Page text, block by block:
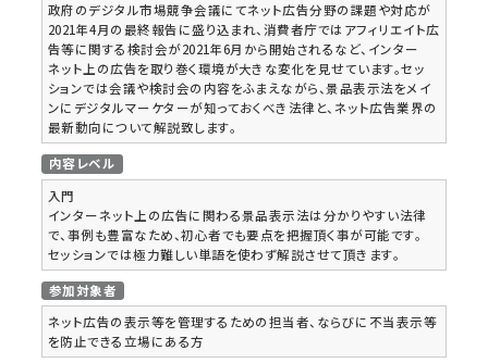
政府のデジタル市場競争会議にてネット広告​分野の課題や対応が
2021年4月の最終報告に盛り込まれ、消費者庁ではアフィリエイト広
告等に関する検討会が2021年6月から開始されるなど、インター
ネット上の広告を取り巻く環境が大きな変化を見せています。セッ
ションでは会議や検討会の内容をふまえながら、景品表示法をメイ
ンにデジタルマーケターが知っておくべき法律と、ネット広告業界の
最新動向について解説致します。
内容レベル
入門
インターネット上の広告に関わる景品表示法は分かりやすい法律
で、事例も豊富なため、初心者でも要点を把握頂く事が可能です。
セッションでは極力難しい単語を使わず解説させて頂きます。
参加対象者
ネット広告の表示等を管理するための担当者、ならびに不当表示等
を防止できる立場にある方